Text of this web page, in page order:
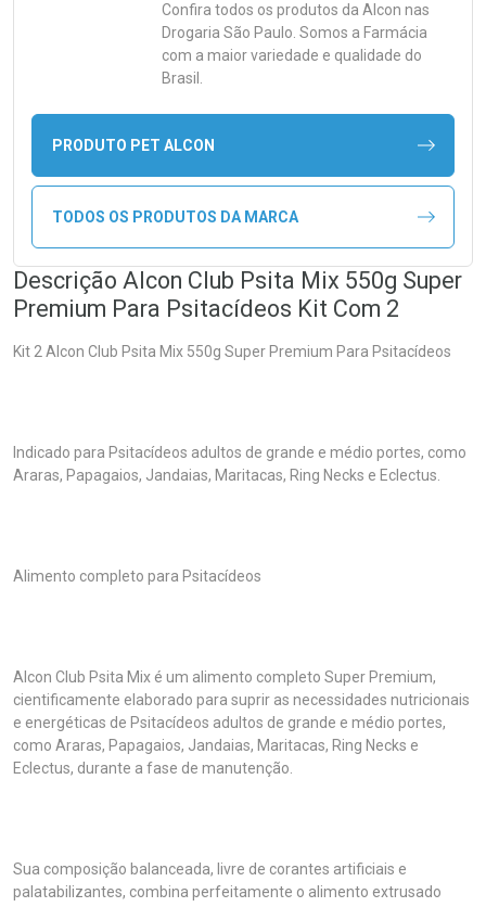
Confira todos os produtos da Alcon nas
Drogaria São Paulo. Somos a Farmácia
com a maior variedade e qualidade do
Brasil.
PRODUTO PET ALCON
TODOS OS PRODUTOS DA MARCA
Descrição Alcon Club Psita Mix 550g Super
Premium Para Psitacídeos Kit Com 2
Kit 2 Alcon Club Psita Mix 550g Super Premium Para Psitacídeos
Indicado para Psitacídeos adultos de grande e médio portes, como
Araras, Papagaios, Jandaias, Maritacas, Ring Necks e Eclectus.
Alimento completo para Psitacídeos
Alcon Club Psita Mix é um alimento completo Super Premium,
cientificamente elaborado para suprir as necessidades nutricionais
e energéticas de Psitacídeos adultos de grande e médio portes,
como Araras, Papagaios, Jandaias, Maritacas, Ring Necks e
Eclectus, durante a fase de manutenção.
Sua composição balanceada, livre de corantes artificiais e
palatabilizantes, combina perfeitamente o alimento extrusado